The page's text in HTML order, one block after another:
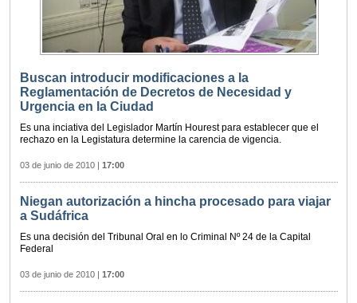
Buscan introducir modificaciones a la
Reglamentación de Decretos de Necesidad y
Urgencia en la Ciudad
Es una inciativa del Legislador Martín Hourest para establecer que el
rechazo en la Legistatura determine la carencia de vigencia.
03 de junio de 2010 | 17:00
Niegan autorización a hincha procesado para viajar
a Sudáfrica
Es una decisión del Tribunal Oral en lo Criminal Nº 24 de la Capital
Federal
03 de junio de 2010 | 17:00